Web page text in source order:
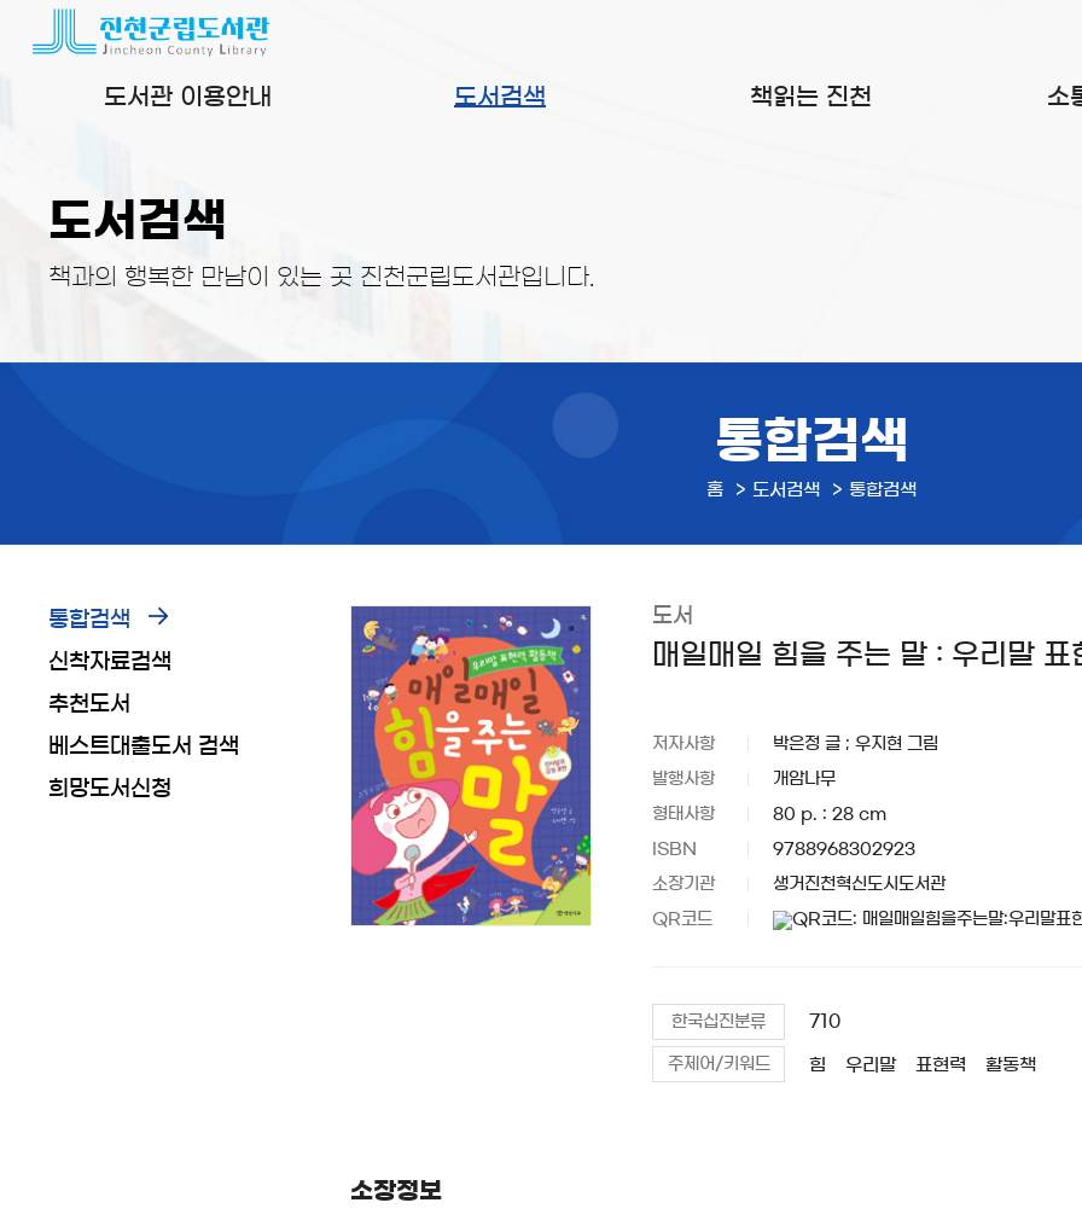
도서관 이용안내 도서검색 책읽는 진천 소
도서검색
책과의 행복한 만남이 있는 곳 진천군립도서관입니다.
통합검색
홈 도서검색 통합검색
통합검색
신착자료검색
추천도서
베스트대출도서 검색
희망도서신청
도서
매일매일 힘을 주는 말 : 우리말 표
저자사항 박은정 글 ; 우지현 그림
발행사항 개암나무
형태사항 80 p. : 28 cm
ISBN 9788968302923
소장기관 생거진천혁신도시도서관
QR코드
한국십진분류 710
주제어/키워드 힘 우리말 표현력 활동책
소장정보